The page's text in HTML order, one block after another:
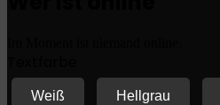
Weiß Hellgrau